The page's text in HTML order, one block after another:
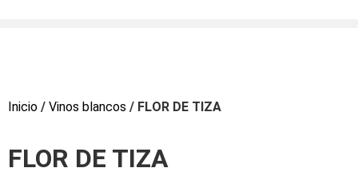
Inicio / Vinos blancos / FLOR DE TIZA
FLOR DE TIZA